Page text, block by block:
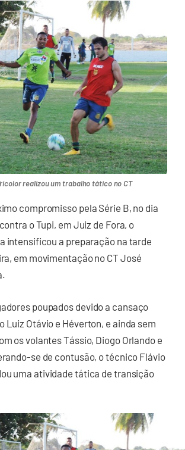
realizou um trabalho tático no CT
compromisso pela Série B, no dia
o Tupi, em Juiz de Fora, o
intensificou a preparação na tarde
em movimentação no CT José
poupados devido a cansaço
Luiz Otávio e Héverton, e ainda sem
os volantes Tássio, Diogo Orlando e
se de contusão, o técnico Flávio
uma atividade tática de transição